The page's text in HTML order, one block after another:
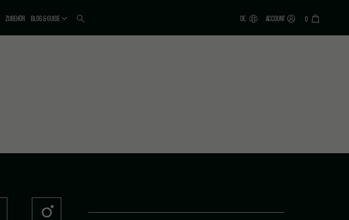
ZUBEHÖR BLOG & GUIDE DE ACCOUNT 0